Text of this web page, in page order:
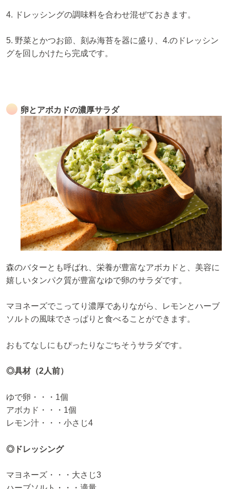
4. ドレッシングの調味料を合わせ混ぜておきます。
5. 野菜とかつお節、刻み海苔を器に盛り、4.のドレッシン
グを回しかけたら完成です。
卵とアボカドの濃厚サラダ
森のバターとも呼ばれ、栄養が豊富なアボカドと、美容に
嬉しいタンパク質が豊富なゆで卵のサラダです。
マヨネーズでこってり濃厚でありながら、レモンとハーブ
ソルトの風味でさっぱりと食べることができます。
おもてなしにもぴったりなごちそうサラダです。
◎具材（2人前）
ゆで卵・・・1個
アボカド・・・1個
レモン汁・・・小さじ4
◎ドレッシング
マヨネーズ・・・大さじ3